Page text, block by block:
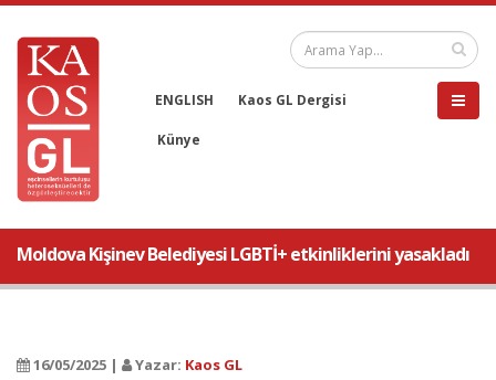
ENGLISH Kaos GL Dergisi
Künye
Moldova Kişinev Belediyesi LGBTİ+ etkinliklerini yasakladı
16/05/2025 | Yazar: Kaos GL